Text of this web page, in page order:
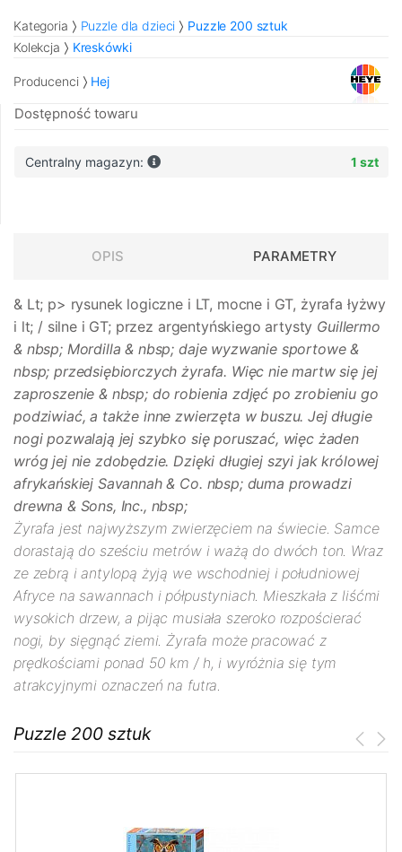
Kategoria Puzzle dla dzieci
Puzzle 200 sztuk
Kolekcja
Kreskówki
Producenci Hej
Dostępność towaru
Centralny magazyn: 1 szt
OPIS PARAMETRY
& Lt; p> rysunek logiczne i LT, mocne i GT, żyrafa łyżwy
i lt; / silne i GT; przez argentyńskiego artysty Guillermo
& nbsp; Mordilla& nbsp; daje wyzwanie sportowe &
nbsp; przedsiębiorczych żyrafa. Więc nie martw się jej
zaproszenie & nbsp; do robienia zdjęć po zrobieniu go
podziwiać, a także inne zwierzęta w buszu. Jej długie
nogi pozwalają jej szybko się poruszać, więc żaden
wróg jej nie zdobędzie. Dzięki długiej szyi jak królowej
afrykańskiej Savannah & Co. nbsp; duma prowadzi
drewna & Sons, Inc., nbsp;
Żyrafa jest najwyższym zwierzęciem na świecie. Samce
dorastają do sześciu metrów i ważą do dwóch ton. Wraz
ze zebrą i antylopą żyją we wschodniej i południowej
Afryce na sawannach i półpustyniach. Mieszkała z liśćmi
wysokich drzew, a pijąc musiała szeroko rozpościerać
nogi, by sięgnąć ziemi. Żyrafa może pracować z
prędkościami ponad 50 km / h, i wyróżnia się tym
atrakcyjnymi oznaczeń na futra.
Puzzle 200 sztuk